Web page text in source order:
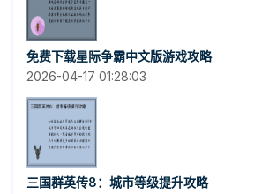
免费下载星际争霸中文版游戏攻略
2026-04-17 01:28:03
三国群英传8：城市等级提升攻略